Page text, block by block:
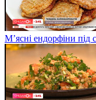
М’ясні ендорфіни під